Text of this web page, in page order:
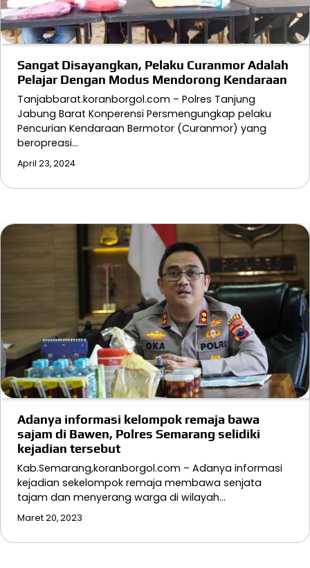
Sangat Disayangkan, Pelaku Curanmor Adalah
Pelajar Dengan Modus Mendorong Kendaraan
Tanjabbarat.koranborgol.com – Polres Tanjung
Jabung Barat Konperensi Persmengungkap pelaku
Pencurian Kendaraan Bermotor (Curanmor) yang
beropreasi…
April 23, 2024
Adanya informasi kelompok remaja bawa
sajam di Bawen, Polres Semarang selidiki
kejadian tersebut
Kab.Semarang,koranborgol.com – Adanya informasi
kejadian sekelompok remaja membawa senjata
tajam dan menyerang warga di wilayah…
Maret 20, 2023